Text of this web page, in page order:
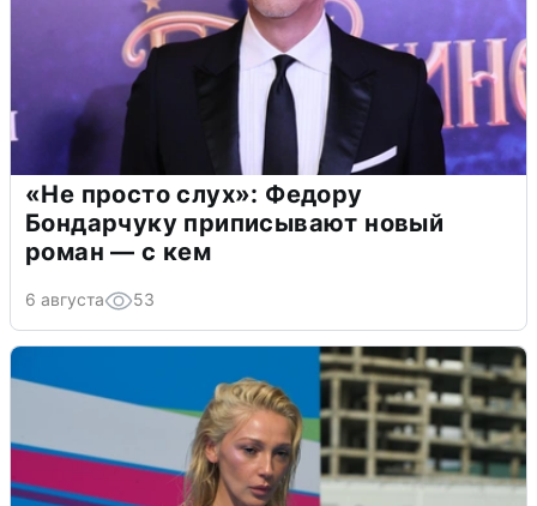
«Не просто слух»: Федору
Бондарчуку приписывают новый
роман — с кем
6 августа 53